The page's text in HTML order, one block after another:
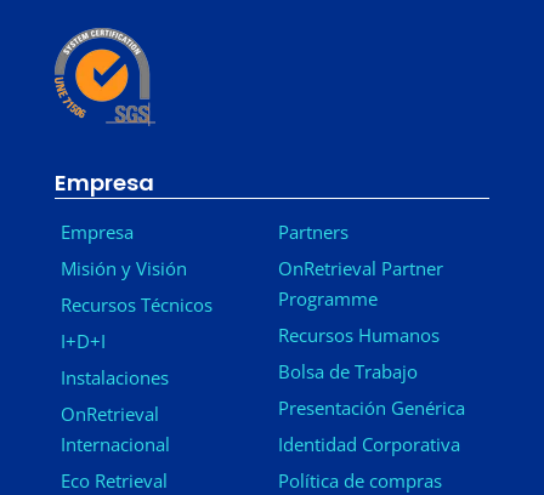
Empresa
Empresa
Misión y Visión
Recursos Técnicos
I+D+I
Instalaciones
OnRetrieval
Internacional
Eco Retrieval
Partners
OnRetrieval Partner
Programme
Recursos Humanos
Bolsa de Trabajo
Presentación Genérica
Identidad Corporativa
Política de compras